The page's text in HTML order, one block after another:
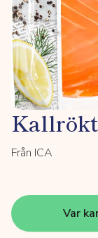
Från ICA
Var